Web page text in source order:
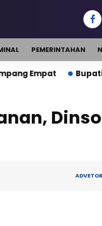
PEMERINTAHAN
Bupati Buka Diklat